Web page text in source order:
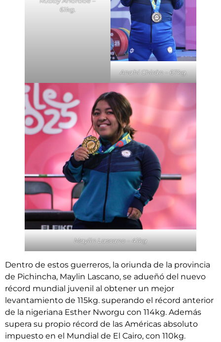
61kg.
Anahí Chirán – 67kg.
Maylin Lascano – 41kg
Dentro de estos guerreros, la oriunda de la provincia
de Pichincha, Maylin Lascano, se adueñó del nuevo
récord mundial juvenil al obtener un mejor
levantamiento de 115kg. superando el récord anterior
de la nigeriana Esther Nworgu con 114kg. Además
supera su propio récord de las Américas absoluto
impuesto en el Mundial de El Cairo, con 110kg.